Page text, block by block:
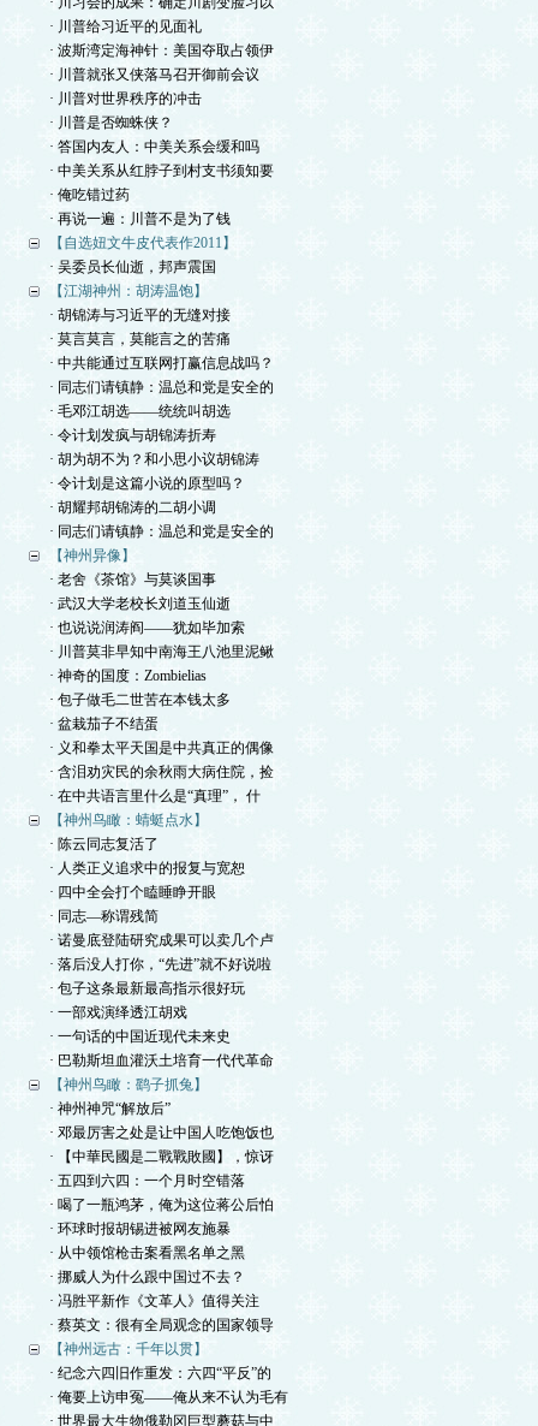
· 川普给习近平的见面礼
· 波斯湾定海神针：美国夺取占领伊
· 川普就张又侠落马召开御前会议
· 川普对世界秩序的冲击
· 川普是否蜘蛛侠？
· 答国内友人：中美关系会缓和吗
· 中美关系从红脖子到村支书须知要
· 俺吃错过药
· 再说一遍：川普不是为了钱
【自选妞文牛皮代表作2011】
· 吴委员长仙逝，邦声震国
【江湖神州：胡涛温饱】
· 胡锦涛与习近平的无缝对接
· 莫言莫言，莫能言之的苦痛
· 中共能通过互联网打赢信息战吗？
· 同志们请镇静：温总和党是安全的
· 毛邓江胡选——统统叫胡选
· 令计划发疯与胡锦涛折寿
· 胡为胡不为？和小思小议胡锦涛
· 令计划是这篇小说的原型吗？
· 胡耀邦胡锦涛的二胡小调
· 同志们请镇静：温总和党是安全的
【神州异像】
· 老舍《茶馆》与莫谈国事
· 武汉大学老校长刘道玉仙逝
· 也说说润涛阎——犹如毕加索
· 川普莫非早知中南海王八池里泥鳅
· 神奇的国度：Zombielias
· 包子做毛二世苦在本钱太多
· 盆栽茄子不结蛋
· 义和拳太平天国是中共真正的偶像
· 含泪劝灾民的余秋雨大病住院，捡
· 在中共语言里什么是“真理”， 什
【神州鸟瞰：蜻蜓点水】
· 陈云同志复活了
· 人类正义追求中的报复与宽恕
· 四中全会打个瞌睡睁开眼
· 同志—称谓残简
· 诺曼底登陆研究成果可以卖几个卢
· 落后没人打你，“先进”就不好说啦
· 包子这条最新最高指示很好玩
· 一部戏演绎透江胡戏
· 一句话的中国近现代未来史
· 巴勒斯坦血灌沃土培育一代代革命
【神州鸟瞰：鹞子抓兔】
· 神州神咒“解放后”
· 邓最厉害之处是让中国人吃饱饭也
· 【中華民國是二戰戰敗國】，惊讶
· 五四到六四：一个月时空错落
· 喝了一瓶鸿茅，俺为这位蒋公后怕
· 环球时报胡锡进被网友施暴
· 从中领馆枪击案看黑名单之黑
· 挪威人为什么跟中国过不去？
· 冯胜平新作《文革人》值得关注
· 蔡英文：很有全局观念的国家领导
【神州远古：千年以贯】
· 纪念六四旧作重发：六四“平反”的
· 俺要上访申冤——俺从来不认为毛有
· 世界最大生物俄勒冈巨型蘑菇与中